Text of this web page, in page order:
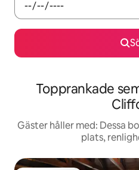
Topprankade
Gäster håller med: Dessa
plats,